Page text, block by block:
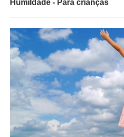
Humildade - Para crianças